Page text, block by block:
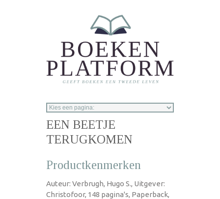
EEN BEETJE
TERUGKOMEN
Productkenmerken
Auteur: Verbrugh, Hugo S., Uitgever:
Christofoor, 148 pagina's, Paperback,